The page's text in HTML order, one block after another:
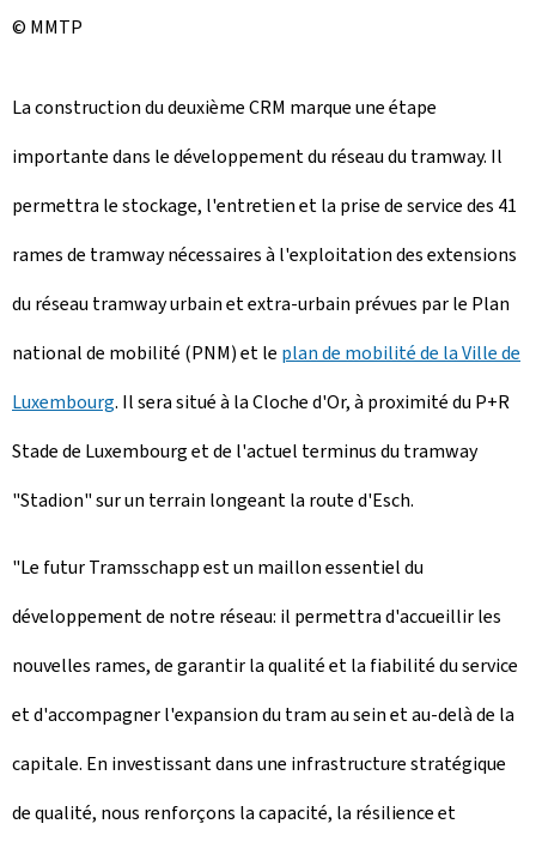
© MMTP
La construction du deuxième CRM marque une étape
importante dans le développement du réseau du tramway. Il
permettra le stockage, l'entretien et la prise de service des 41
rames de tramway nécessaires à l'exploitation des extensions
du réseau tramway urbain et extra-urbain prévues par le Plan
national de mobilité (PNM) et le plan de mobilité de la Ville de
Luxembourg. Il sera situé à la Cloche d'Or, à proximité du P+R
Stade de Luxembourg et de l'actuel terminus du tramway
"Stadion" sur un terrain longeant la route d'Esch.
"Le futurTramsschappest un maillon essentiel du
développement de notre réseau: il permettra d'accueillir les
nouvelles rames, de garantir la qualité et la fiabilité du service
et d'accompagner l'expansion du tram au sein et au-delà de la
capitale. En investissant dans une infrastructure stratégique
de qualité, nous renforçons la capacité, la résilience et